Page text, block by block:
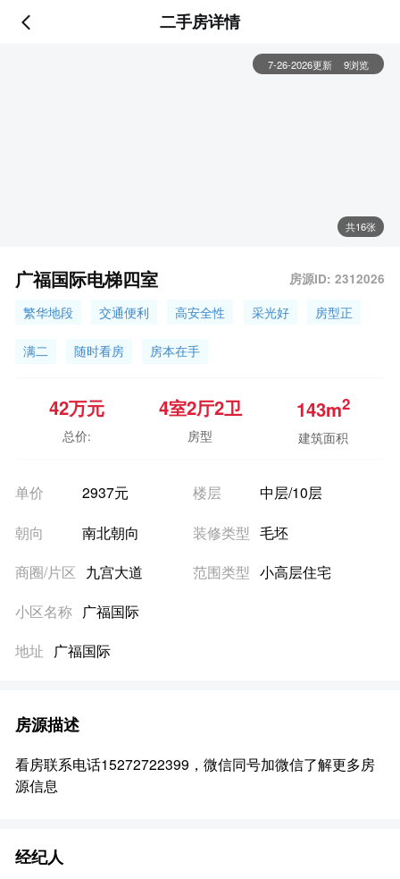
二手房详情
7-26-2026更新 9浏览
共16张
广福国际电梯四室 房源ID: 2312026
繁华地段 交通便利 高安全性 采光好 房型正
满二 随时看房 房本在手
42万元
总价:
4室2厅2卫
房型
143m2
建筑面积
单价 2937元 楼层 中层/10层
朝向 南北朝向 装修类型 毛坯
商圈/片区 九宫大道 范围类型 小高层住宅
小区名称 广福国际
地址 广福国际
房源描述
看房联系电话15272722399，微信同号加微信了解更多房
源信息
经纪人